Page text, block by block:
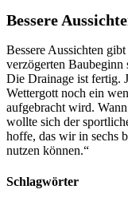
Bessere
Bessere Aussichten
verzögerten
Die Drainage ist fertig.
Wettergott noch ein
aufgebracht wird.
wollte sich der
hoffe, das wir in sechs
nutzen können.“
Schlagwörter